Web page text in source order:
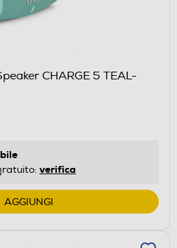
CHARGE 5 TEAL-
verifica
AGGIUNGI